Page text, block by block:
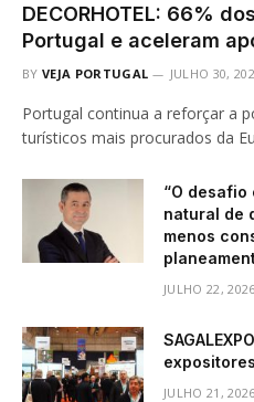
DECORHOTEL: 66%
Portugal e aceleram
BY VEJA PORTUGAL JULHO 30,
Portugal continua a reforçar a
turísticos mais procurados da
“O
natural de
menos
JULHO 22, 2026
JULHO 21, 2026